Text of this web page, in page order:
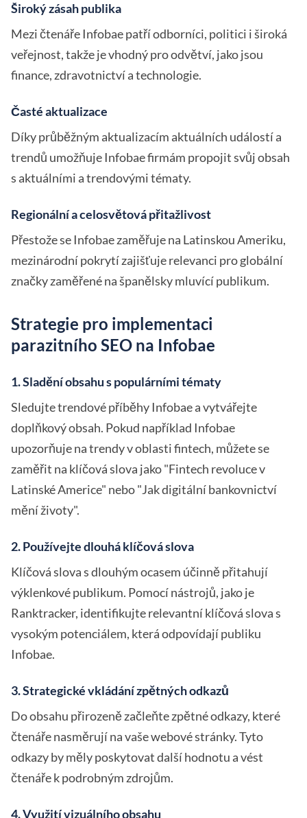
Široký zásah publika
Mezi čtenáře Infobae patří odborníci, politici i široká
veřejnost, takže je vhodný pro odvětví, jako jsou
finance, zdravotnictví a technologie.
Časté aktualizace
Díky průběžným aktualizacím aktuálních událostí a
trendů umožňuje Infobae firmám propojit svůj obsah
s aktuálními a trendovými tématy.
Regionální a celosvětová přitažlivost
Přestože se Infobae zaměřuje na Latinskou Ameriku,
mezinárodní pokrytí zajišťuje relevanci pro globální
značky zaměřené na španělsky mluvící publikum.
Strategie pro implementaci
parazitního SEO na Infobae
1. Sladění obsahu s populárními tématy
Sledujte trendové příběhy Infobae a vytvářejte
doplňkový obsah. Pokud například Infobae
upozorňuje na trendy v oblasti fintech, můžete se
zaměřit na klíčová slova jako "Fintech revoluce v
Latinské Americe" nebo "Jak digitální bankovnictví
mění životy".
2. Používejte dlouhá klíčová slova
Klíčová slova s dlouhým ocasem účinně přitahují
výklenkové publikum. Pomocí nástrojů, jako je
Ranktracker, identifikujte relevantní klíčová slova s
vysokým potenciálem, která odpovídají publiku
Infobae.
3. Strategické vkládání zpětných odkazů
Do obsahu přirozeně začleňte zpětné odkazy, které
čtenáře nasměrují na vaše webové stránky. Tyto
odkazy by měly poskytovat další hodnotu a vést
čtenáře k podrobným zdrojům.
4. Využití vizuálního obsahu